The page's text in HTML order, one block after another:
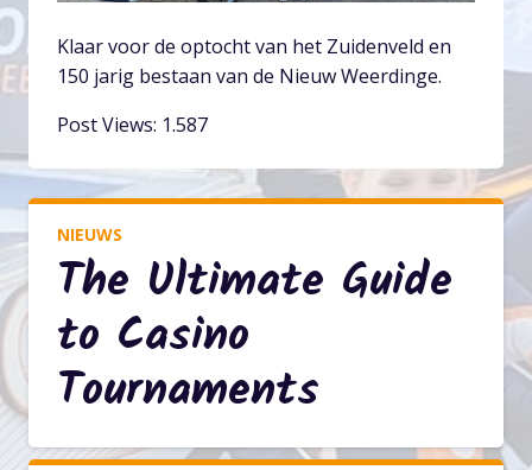
Klaar voor de optocht van het Zuidenveld en
150 jarig bestaan van de Nieuw Weerdinge.
Post Views: 1.587
NIEUWS
The Ultimate Guide
to Casino
Tournaments